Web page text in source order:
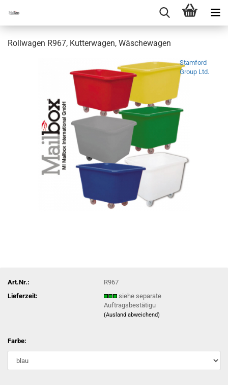
Rollwagen R967, Kutterwagen, Wäschewagen
Stamford
Group Ltd.
Art.Nr.:
R967
Lieferzeit:
siehe separate
Auftragsbestätigu
(Ausland abweichend)
Farbe: